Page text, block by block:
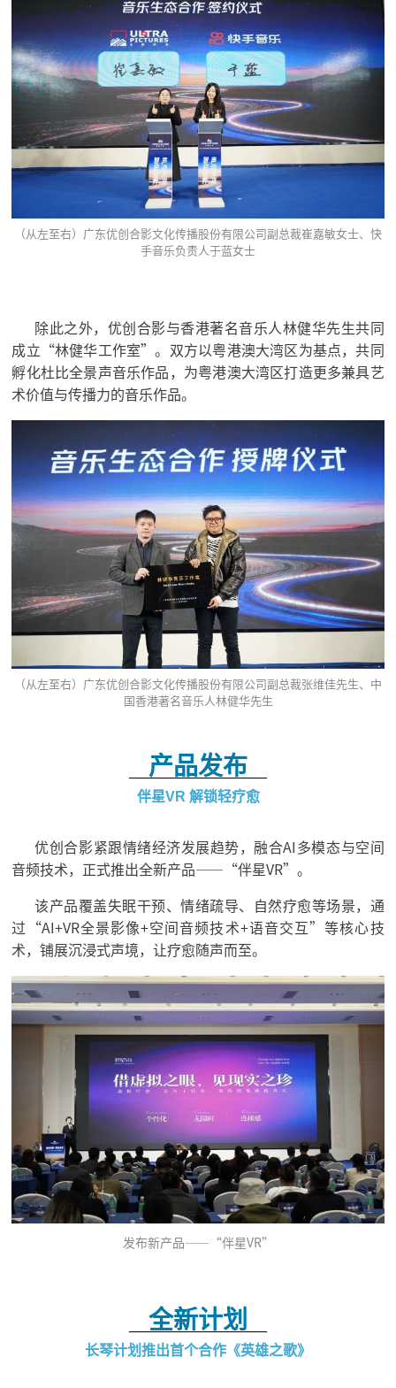
（从左至右）广东优创合影文化传播股份有限公司副总裁崔嘉敏女士、快
手音乐负责人于蓝女士
除此之外，优创合影与香港著名音乐人林健华先生共同
成立“林健华工作室”。双方以粤港澳大湾区为基点，共同
孵化杜比全景声音乐作品，为粤港澳大湾区打造更多兼具艺
术价值与传播力的音乐作品。
（从左至右）广东优创合影文化传播股份有限公司副总裁张维佳先生、中
国香港著名音乐人林健华先生
产品发布
伴星VR 解锁轻疗愈
优创合影紧跟情绪经济发展趋势，融合AI多模态与空间
音频技术，正式推出全新产品——“伴星VR”。
该产品覆盖失眠干预、情绪疏导、自然疗愈等场景，通
过“AI+VR全景影像+空间音频技术+语音交互”等核心技
术，铺展沉浸式声境，让疗愈随声而至。
发布新产品——“伴星VR”
全新计划
长琴计划推出首个合作《英雄之歌》